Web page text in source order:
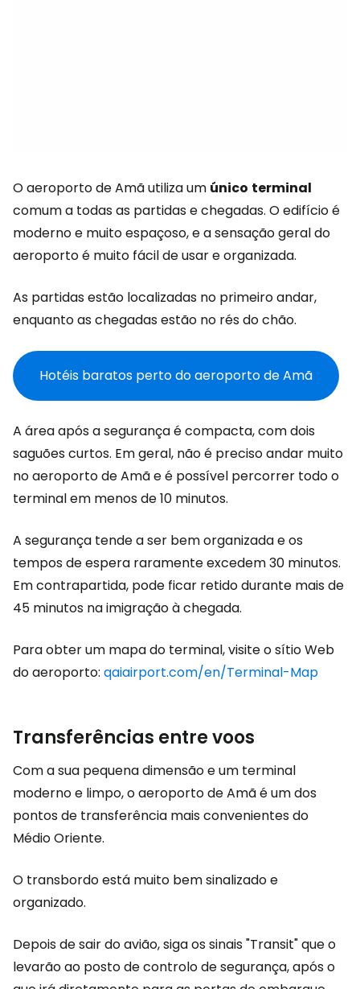
O aeroporto de Amã utiliza um único terminal
comum a todas as partidas e chegadas. O edifício é
moderno e muito espaçoso, e a sensação geral do
aeroporto é muito fácil de usar e organizada.
As partidas estão localizadas no primeiro andar,
enquanto as chegadas estão no rés do chão.
Hotéis baratos perto do aeroporto de Amã
A área após a segurança é compacta, com dois
saguões curtos. Em geral, não é preciso andar muito
no aeroporto de Amã e é possível percorrer todo o
terminal em menos de 10 minutos.
A segurança tende a ser bem organizada e os
tempos de espera raramente excedem 30 minutos.
Em contrapartida, pode ficar retido durante mais de
45 minutos na imigração à chegada.
Para obter um mapa do terminal, visite o sítio Web
do aeroporto: qaiairport.com/en/Terminal-Map
Transferências entre voos
Com a sua pequena dimensão e um terminal
moderno e limpo, o aeroporto de Amã é um dos
pontos de transferência mais convenientes do
Médio Oriente.
O transbordo está muito bem sinalizado e
organizado.
Depois de sair do avião, siga os sinais "Transit" que o
levarão ao posto de controlo de segurança, após o